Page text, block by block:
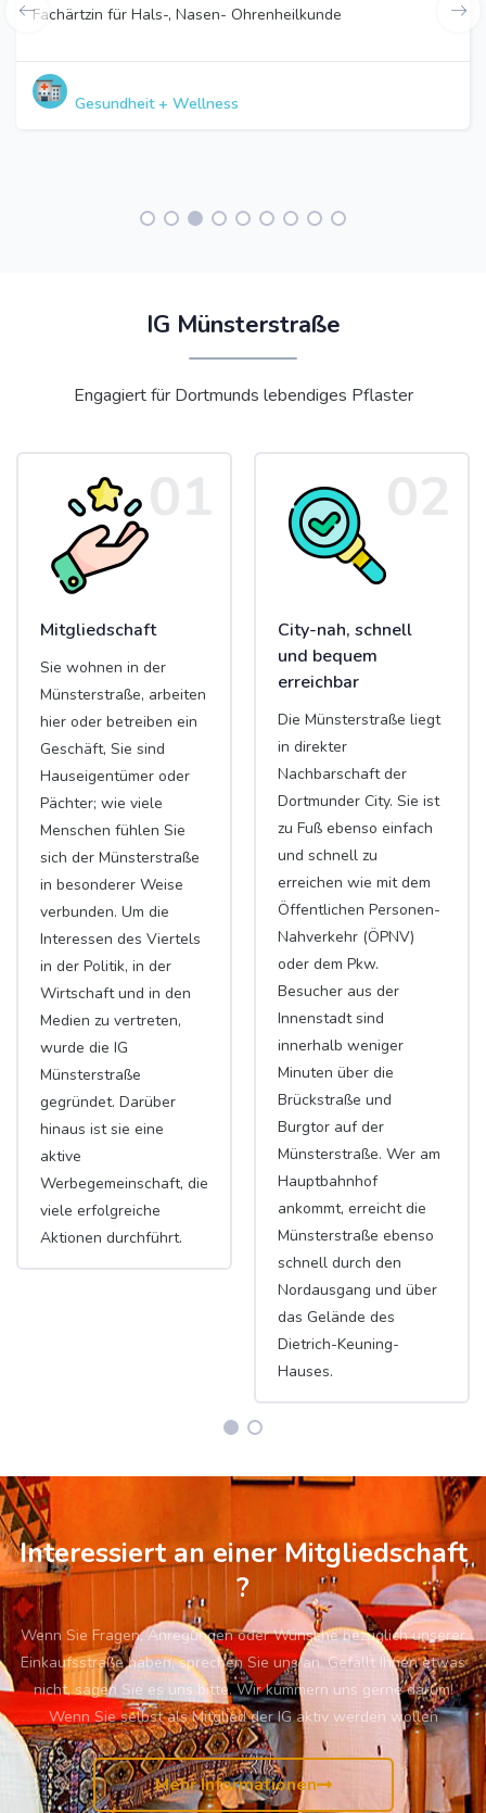
Fachärtzin für Hals-, Nasen- Ohrenheilkunde
Gesundheit + Wellness
IG Münsterstraße
Engagiert für Dortmunds lebendiges Pflaster
Mitgliedschaft
Sie wohnen in der
Münsterstraße, arbeiten
hier oder betreiben ein
Geschäft, Sie sind
Hauseigentümer oder
Pächter; wie viele
Menschen fühlen Sie
sich der Münsterstraße
in besonderer Weise
verbunden. Um die
Interessen des Viertels
in der Politik, in der
Wirtschaft und in den
Medien zu vertreten,
wurde die IG
Münsterstraße
gegründet. Darüber
hinaus ist sie eine
aktive
Werbegemeinschaft, die
viele erfolgreiche
Aktionen durchführt.
City-nah, schnell
und bequem
erreichbar
Die Münsterstraße liegt
in direkter
Nachbarschaft der
Dortmunder City. Sie ist
zu Fuß ebenso einfach
und schnell zu
erreichen wie mit dem
Öffentlichen Personen-
Nahverkehr (ÖPNV)
oder dem Pkw.
Besucher aus der
Innenstadt sind
innerhalb weniger
Minuten über die
Brückstraße und
Burgtor auf der
Münsterstraße. Wer am
Hauptbahnhof
ankommt, erreicht die
Münsterstraße ebenso
schnell durch den
Nordausgang und über
das Gelände des
Dietrich-Keuning-
Hauses.
Interessiert an einer Mitgliedschaft
?
Wenn Sie Fragen, Anregungen oder Wünsche bezüglich unserer
Einkaufsstraße haben, sprechen Sie uns an. Gefällt Ihnen etwas
nicht, sagen Sie es uns bitte. Wir kümmern uns gerne darum!
Wenn Sie selbst als Mitglied der IG aktiv werden wollen
Mehr Informationen